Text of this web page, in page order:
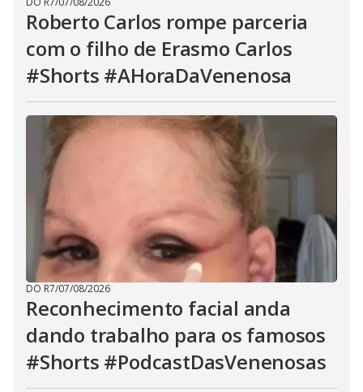
Roberto Carlos rompe parceria
com o filho de Erasmo Carlos
#Shorts #AHoraDaVenenosa
DO R7/07/08/2026
Reconhecimento facial anda
dando trabalho para os famosos
#Shorts #PodcastDasVenenosas